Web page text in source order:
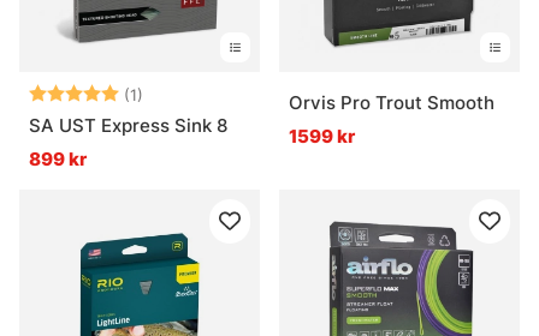
Betyg: (1)
5.0 utav 5 stjärnor
SA UST Express Sink 8
899 kr
Orvis Pro Trout Smooth
1599 kr